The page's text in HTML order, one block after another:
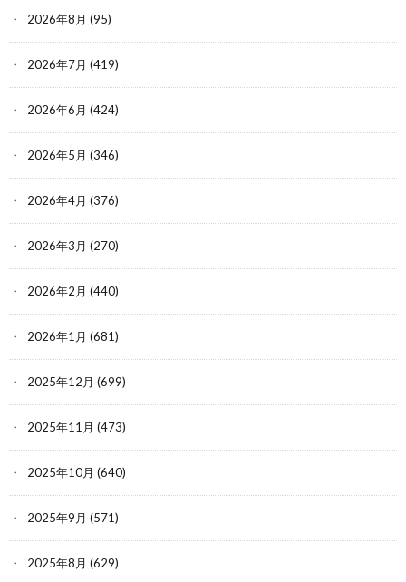
2026年8月 (95)
2026年7月 (419)
2026年6月 (424)
2026年5月 (346)
2026年4月 (376)
2026年3月 (270)
2026年2月 (440)
2026年1月 (681)
2025年12月 (699)
2025年11月 (473)
2025年10月 (640)
2025年9月 (571)
2025年8月 (629)